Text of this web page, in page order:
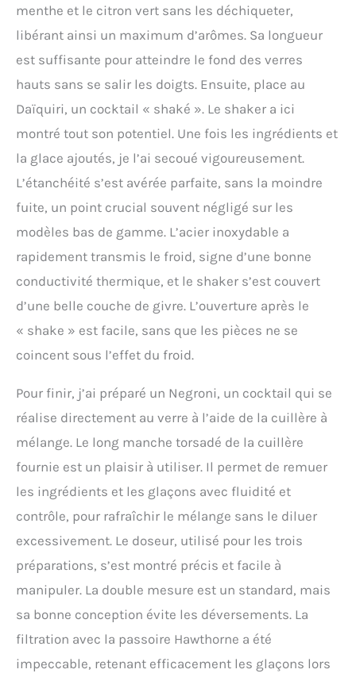
menthe et le citron vert sans les déchiqueter,
libérant ainsi un maximum d’arômes. Sa longueur
est suffisante pour atteindre le fond des verres
hauts sans se salir les doigts. Ensuite, place au
Daïquiri, un cocktail « shaké ». Le shaker a ici
montré tout son potentiel. Une fois les ingrédients et
la glace ajoutés, je l’ai secoué vigoureusement.
L’étanchéité s’est avérée parfaite, sans la moindre
fuite, un point crucial souvent négligé sur les
modèles bas de gamme. L’acier inoxydable a
rapidement transmis le froid, signe d’une bonne
conductivité thermique, et le shaker s’est couvert
d’une belle couche de givre. L’ouverture après le
« shake » est facile, sans que les pièces ne se
coincent sous l’effet du froid.
Pour finir, j’ai préparé un Negroni, un cocktail qui se
réalise directement au verre à l’aide de la cuillère à
mélange. Le long manche torsadé de la cuillère
fournie est un plaisir à utiliser. Il permet de remuer
les ingrédients et les glaçons avec fluidité et
contrôle, pour rafraîchir le mélange sans le diluer
excessivement. Le doseur, utilisé pour les trois
préparations, s’est montré précis et facile à
manipuler. La double mesure est un standard, mais
sa bonne conception évite les déversements. La
filtration avec la passoire Hawthorne a été
impeccable, retenant efficacement les glaçons lors